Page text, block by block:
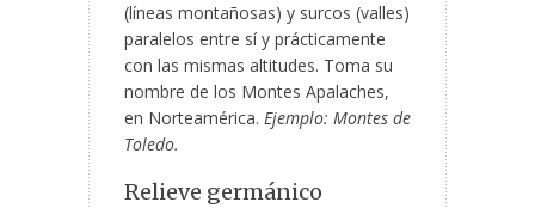
(líneas montañosas) y surcos (valles)
paralelos entre sí y prácticamente
con las mismas altitudes. Toma su
nombre de los Montes Apalaches,
en Norteamérica. Ejemplo: Montes de
Toledo.
Relieve germánico